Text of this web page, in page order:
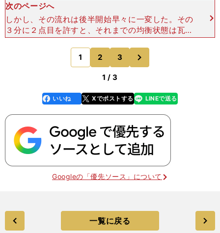
次のページへ
しかし、その流れは後半開始早々に一変した。その
３分に２点目を許すと、それまでの均衡状態は瓦解
した。「少なくとも以降15分間、悪い形が続くこ
とになった」とはアギーレの言葉になる。 この失
点を招く原因
1 2 3
1 / 3
faceboo
k
いいね Xでポストする
line LINEで送る
Googleの「優先ソース」について
一覧に戻る